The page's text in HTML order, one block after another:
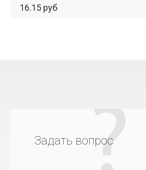
16.15 руб
Задать вопрос